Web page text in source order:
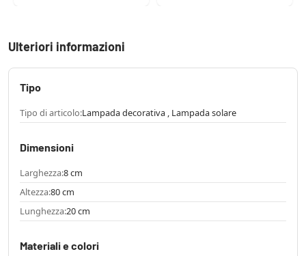
Ulteriori informazioni
Tipo
Tipo di articolo:Lampada decorativa , Lampada solare
Dimensioni
Larghezza:8 cm
Altezza:80 cm
Lunghezza:20 cm
Materiali e colori